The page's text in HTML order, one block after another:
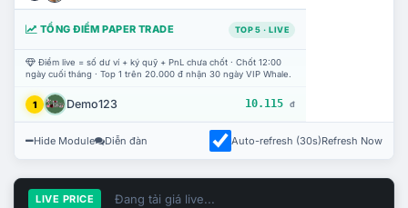
TỔNG ĐIỂM PAPER TRADE TOP 5 · LIVE
Điểm live = số dư ví + ký quỹ + PnL chưa chốt · Chốt 12:00
ngày cuối tháng · Top 1 trên 20.000 đ nhận 30 ngày VIP Whale.
1 Demo123 10.115 đ
Hide Module Diễn đàn Auto-refresh (30s)Refresh Now
LIVE PRICE Đang tải giá live...